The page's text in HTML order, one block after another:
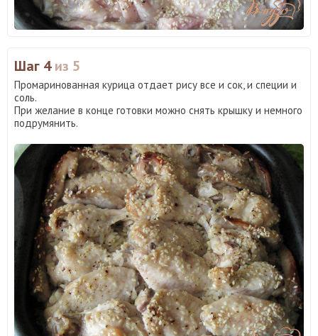
Шаг 4из 5
Промаринованная курица отдает рису все и сок, и специи и
соль.
При желание в конце готовки можно снять крышку и немного
подрумянить.